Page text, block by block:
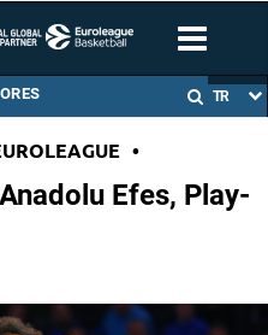
TR
•
Efes, Play-